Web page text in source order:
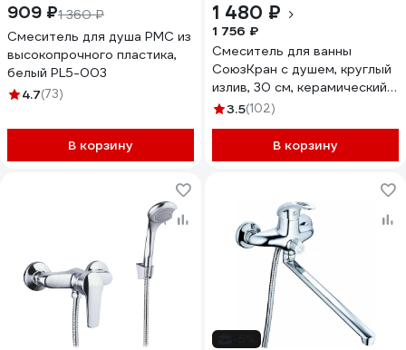
909 ₽1 360 ₽
Смеситель для душа РМС из
высокопрочного пластика,
белый PL5-003
4.7(73)
В корзину
1 480 ₽
1 756 ₽
Смеситель для ванны
СоюзКран с душем, круглый
излив, 30 см, керамический
картридж 35 мм, хром SK08-
3.5(102)
В корзину